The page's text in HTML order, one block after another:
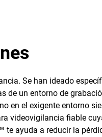
Se han ideado
de un entorno de
en el exigente entorno
videovigilancia fiable
ayuda a reducir la